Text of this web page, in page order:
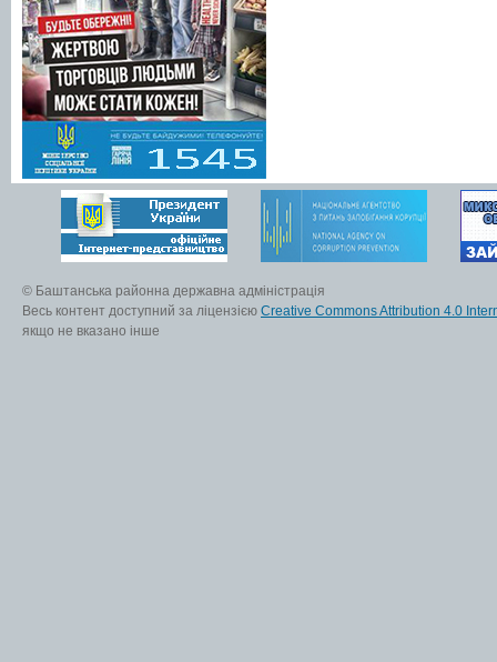
© Баштанська районна державна адміністрація
Весь контент доступний за ліцензією Creative Commons Attribution 4.0
якщо не вказано інше